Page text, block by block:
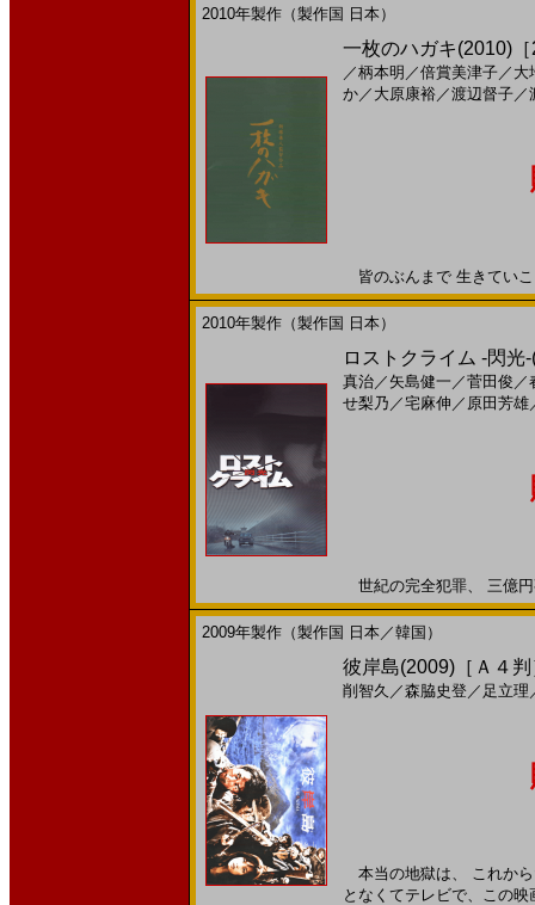
2010年製作（製作国 日本）
一枚のハガキ(2010)
／柄本明 ／倍賞美津子／ 大
か／ 大原康裕／渡辺督子／
皆のぶんまで 生きてい
2010年製作（製作国 日本）
ロストクライム -閃光
真治／ 矢島健一 ／菅田俊 ／
せ梨乃 ／宅麻伸 ／ 原田芳雄
世紀の完全犯罪、 三億
2009年製作（製作国 日本／韓国）
彼岸島(2009)［Ａ４判
削智久 ／森脇史登／ 足立理
本当の地獄は、 これか
となくてテレビで、この